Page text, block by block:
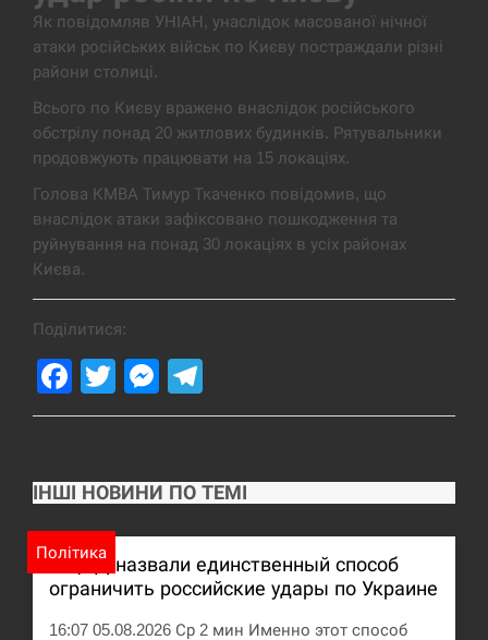
Як повідомляв УНІАН, унаслідок масованої нічної
атаки російських військ по Києву постраждали різні
райони столиці.
Всього по Києву вражено внаслідок російського
обстрілу понад 20 житлових будинків. Рятувальники
продовжують працювати на 15 локаціях.
Голова КМВА Тимур Ткаченко повідомив, що
внаслідок атаки зафіксовано пошкодження та
руйнування на понад 30 локаціях в усіх районах
Києва.
Поділитися:
Facebook
TwitterMessenger
ІНШІ НОВИНИ ПО ТЕМІ
Політика
В ЦПД назвали единственный способ
ограничить российские удары по Украине
16:07 05.08.2026 Ср 2 мин Именно этот способ